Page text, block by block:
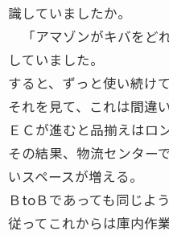
識していましたか。
「アマゾンがキバをど
していました。
すると、ずっと使い続け
それを見て、これは間違
ＥＣが進むと品揃えはロ
その結果、物流センター
いスペースが増える。
ＢtoＢであっても同じよ
従ってこれからは庫内作